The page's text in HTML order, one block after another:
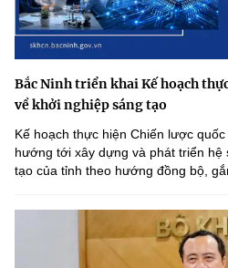
Bắc Ninh triển khai Kế hoạch
về khởi nghiệp sáng tạo
Kế hoạch thực hiện Chiến lược
hướng tới xây dựng và phát triển hệ
tạo của tỉnh theo hướng đồng bộ,